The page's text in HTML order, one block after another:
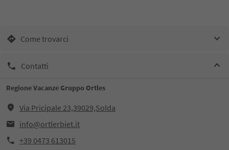
Come trovarci
Contatti
Regione Vacanze Gruppo Ortles
Via Pricipale 23,39029,Solda
info@ortlerbiet.it
+39 0473 613015